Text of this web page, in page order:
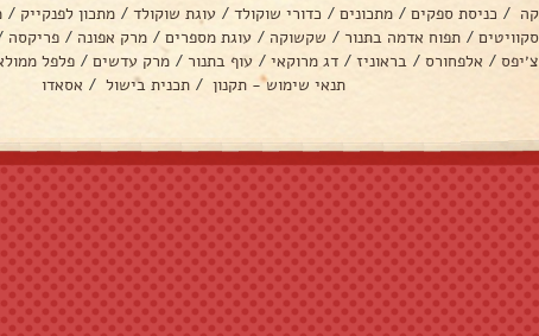
/ כניסת ספקים / מתכונים / כדורי שוקולד / עוגת שוקולד / מתכון לפנקייק /
/ תפוח אדמה בתנור / שקשוקה / עוגת מספרים / מרק אפונה / פריקסה
/ אלפחורס / בראוניז / דג מרוקאי / עוף בתנור / מרק עדשים / פלפל
תנאי שימוש - תקנון / תכנית בישול / אסאדו